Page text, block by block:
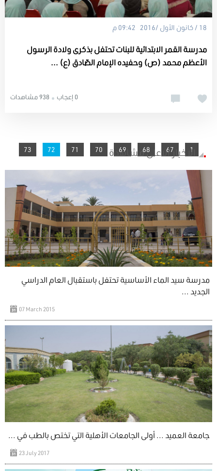
18 / كانون الأول /2016 09:42 م
مدرسة القمر الابتدائية للبنات تحتفل بذكرى ولادة الرسول
الأعظم محمد (ص) وحفيده الإمام الصّادق (ع) ...
938 مشاهدات 0 إعجاب
1
67
68
69
70
71
You're on page
72
73 الاخبار الاعلى مشاهدة
مدرسة سيد الماء الأساسية تحتفل باستقبال العام الدراسي
الجديد ...
07 March 2015
جامعة العميد ... أولى الجامعات الأهلية التي تختص بالطب في ...
23 July 2017